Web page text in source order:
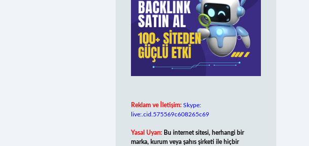
Reklam ve İletişim: Skype:
live:.cid.575569c608265c69
Yasal Uyarı: Bu internet sitesi, herhangi bir
marka, kurum veya şahıs şirketi ile hiçbir